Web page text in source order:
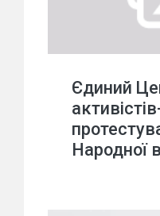
Єдиний
Народної